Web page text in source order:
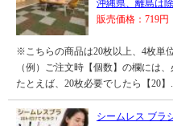
沖縄県、離島は除
販売価格：719円
※こちらの商品は20枚以上、4枚単
（例）ご注文時【個数】の欄には
たとえば、20枚必要でしたら【20】
シームレス ブラ